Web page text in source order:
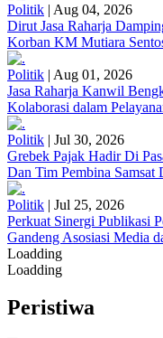
Politik | Aug 04, 2026
Dirut Jasa Raharja
Korban KM Mutiara
Politik | Aug 01, 2026
Jasa Raharja Kanwil
Kolaborasi dalam
Politik | Jul 30, 2026
Grebek Pajak Hadir Di
Dan Tim Pembina Samsat
Politik | Jul 25, 2026
Perkuat Sinergi Publikasi
Gandeng Asosiasi Media
Loadding
Loadding
Peristiwa